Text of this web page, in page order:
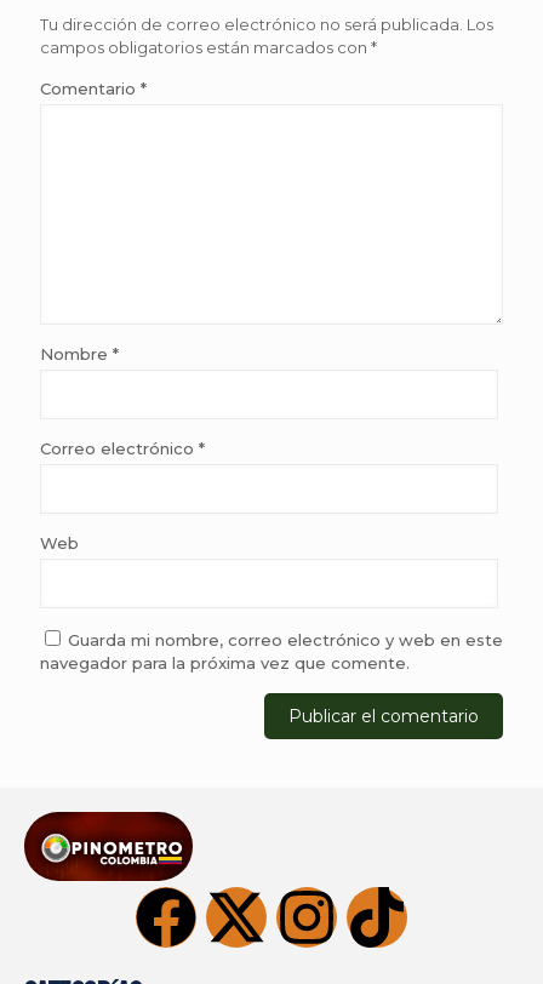
Tu dirección de correo electrónico no será publicada. Los
campos obligatorios están marcados con *
Comentario *
Nombre *
Correo electrónico *
Web
Guarda mi nombre, correo electrónico y web en este
navegador para la próxima vez que comente.